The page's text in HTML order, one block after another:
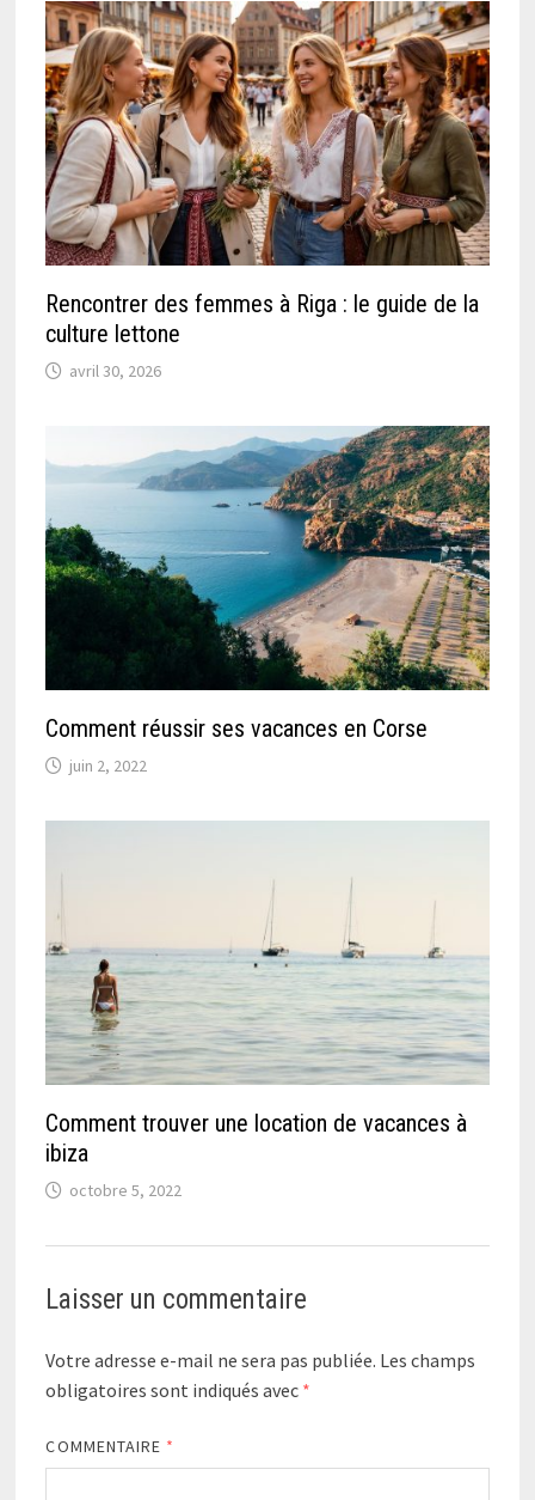
Rencontrer des femmes à Riga : le guide de la
culture lettone
avril 30, 2026
Comment réussir ses vacances en Corse
juin 2, 2022
Comment trouver une location de vacances à
ibiza
octobre 5, 2022
Laisser un commentaire
Votre adresse e-mail ne sera pas publiée. Les champs
obligatoires sont indiqués avec *
COMMENTAIRE *